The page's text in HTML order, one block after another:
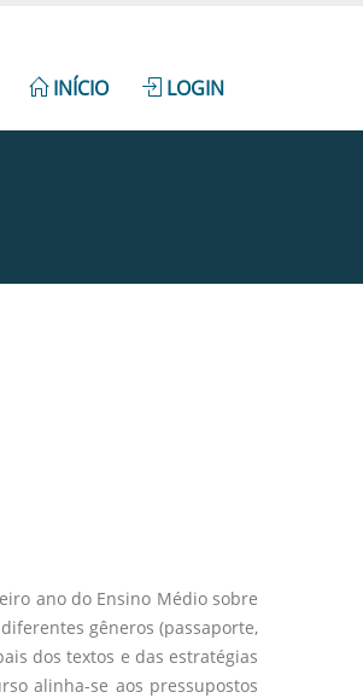
INÍCIO LOGIN
ano do Ensino Médio sobre
gêneros (passaporte,
dos textos e das estratégias
alinha-se aos pressupostos